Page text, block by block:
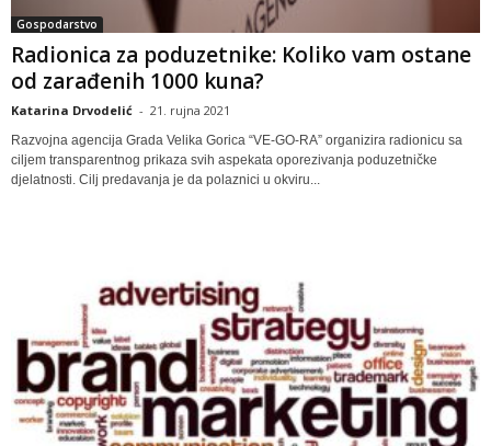
Gospodarstvo
Radionica za poduzetnike: Koliko vam ostane
od zarađenih 1000 kuna?
Katarina Drvodelić - 21. rujna 2021
Razvojna agencija Grada Velika Gorica “VE-GO-RA” organizira radionicu sa
ciljem transparentnog prikaza svih aspekata oporezivanja poduzetničke
djelatnosti. Cilj predavanja je da polaznici u okviru...